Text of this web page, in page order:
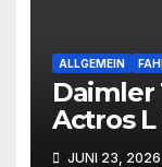
ALLGEMEIN
Daimler
Actros
JUNI 23, 2026